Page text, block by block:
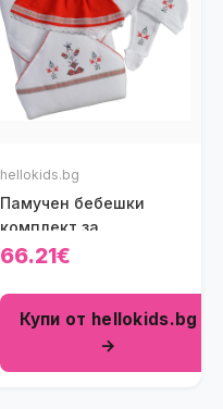
hellokids.bg
Памучен бебешки
комплект за
изписване Bulgaria Girl
66.21€
Купи от hellokids.bg
→